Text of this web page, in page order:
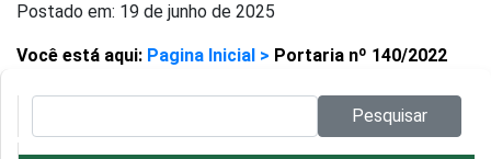
Postado em: 19 de junho de 2025
Você está aqui: Pagina Inicial > Portaria nº 140/2022
Pesquisar